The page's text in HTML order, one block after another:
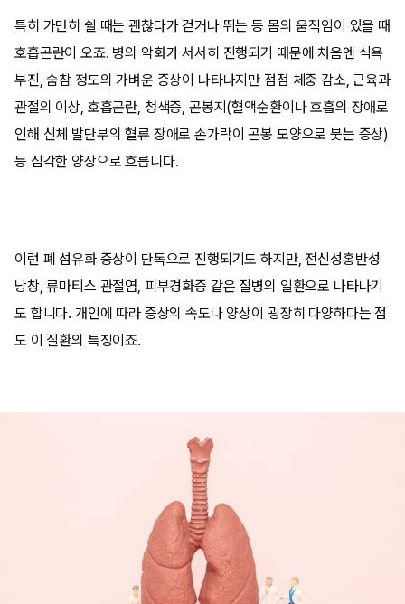
특히 가만히 쉴 때는 괜찮다가 걷거나 뛰는 등 몸의 움직임이 있을 때
호흡곤란이 오죠. 병의 악화가 서서히 진행되기 때문에 처음엔 식욕
부진, 숨참 정도의 가벼운 증상이 나타나지만 점점 체중 감소, 근육과
관절의 이상, 호흡곤란, 청색증, 곤봉지(혈액순환이나 호흡의 장애로
인해 신체 발단부의 혈류 장애로 손가락이 곤봉 모양으로 붓는 증상)
등 심각한 양상으로 흐릅니다.
이런 폐 섬유화 증상이 단독으로 진행되기도 하지만, 전신성홍반성
낭창, 류마티스 관절염, 피부경화증 같은 질병의 일환으로 나타나기
도 합니다. 개인에 따라 증상의 속도나 양상이 굉장히 다양하다는 점
도 이 질환의 특징이죠.